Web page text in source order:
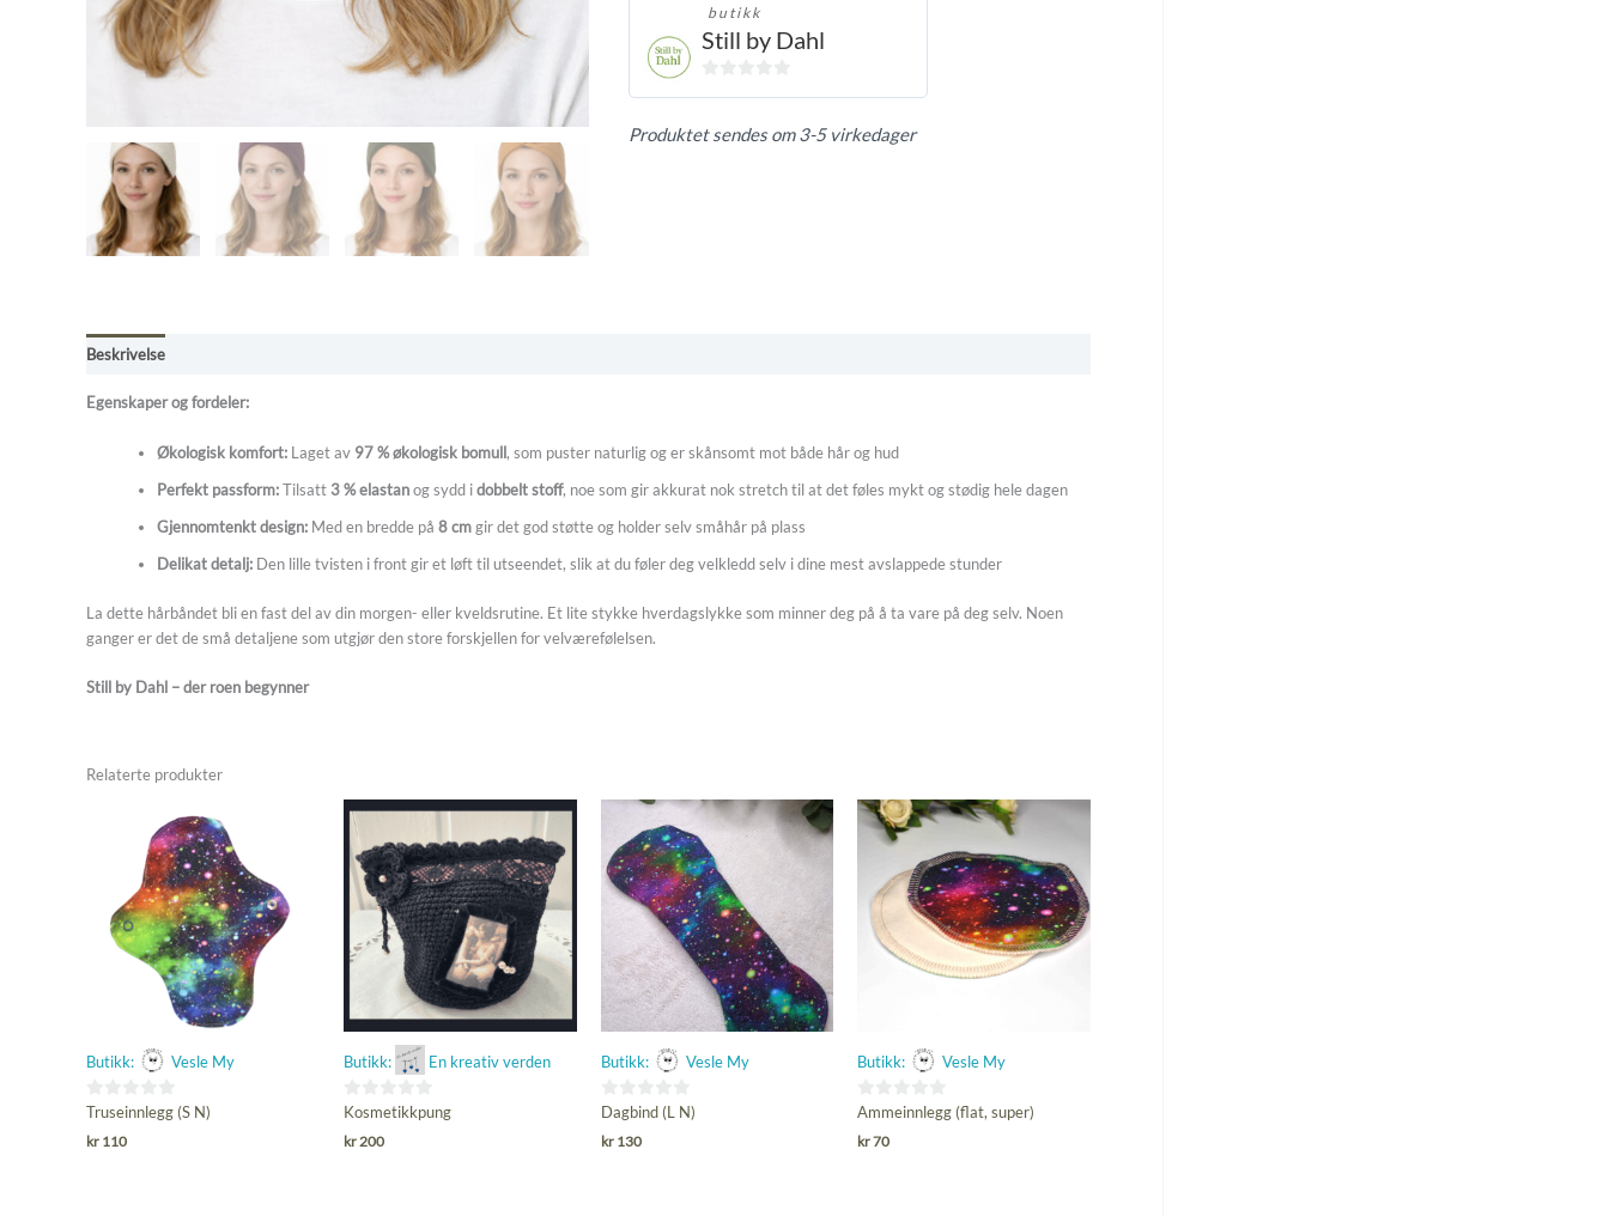
butikk
Still by Dahl
av
Produktet sendes om 3-5 virkedager
Beskrivelse
Egenskaper og fordeler:
Økologisk komfort: Laget av 97 % økologisk bomull, som puster naturlig og er skånsomt mot både hår og hud
Perfekt passform:Tilsatt 3 % elastanog sydd idobbelt stoff, noe som gir akkurat nok stretch til at det føles mykt og stødig hele dagen
Gjennomtenkt design: Med en bredde på 8 cmgir det god støtte og holder selv småhår på plass
Delikat detalj: Den lille tvisten i front gir et løft til utseendet, slik at du føler deg velkledd selv i dine mest avslappede stunder
La dette hårbåndet bli en fast del av din morgen- eller kveldsrutine. Et lite stykke hverdagslykke som minner deg på å ta vare på deg selv. Noen
ganger er det de små detaljene som utgjør den store forskjellen for velværefølelsen.
Still by Dahl – der roen begynner
Relaterte produkter
Butikk: Vesle My
0
ut
Truseinnlegg (S N)
kr 110
Butikk: En kreativ verden
0
ut
Kosmetikkpung
kr200
Butikk: Vesle My
0
ut
Dagbind (L N)
kr130
Butikk: Vesle My
0
ut
Ammeinnlegg (flat, super)
kr70